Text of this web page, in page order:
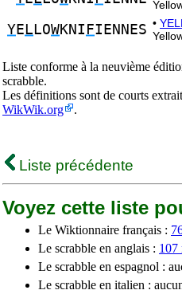
YE L LOWKNI FIENNES •
Liste conforme à la neuvième
scrabble.
Les définitions sont de courts
WikWik.org
.
Liste précédente
Voyez cette liste
Le Wiktionnaire français :
Le scrabble en anglais : 107
Le scrabble en espagnol :
Le scrabble en italien :